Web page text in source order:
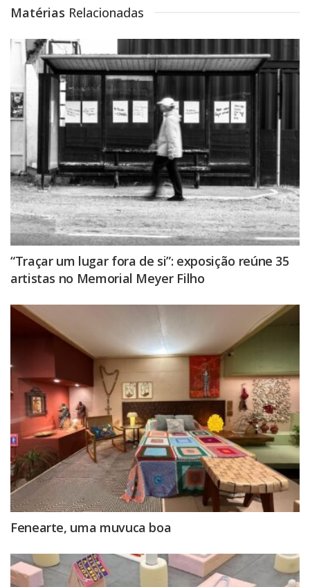
Matérias Relacionadas
“Traçar um lugar fora de si”: exposição reúne 35
artistas no Memorial Meyer Filho
Fenearte, uma muvuca boa